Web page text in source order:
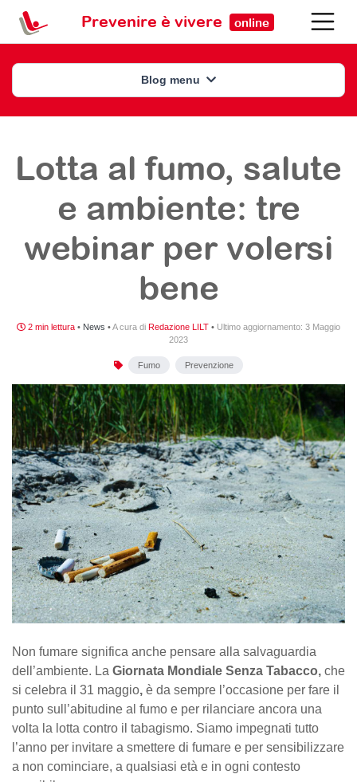
Prevenire è vivere online
Blog menu
Lotta al fumo, salute
e ambiente: tre
webinar per volersi
bene
2 min lettura • News •A cura di Redazione LILT • Ultimo aggiornamento: 3 Maggio
2023
Fumo Prevenzione
Non fumare significa anche pensare alla salvaguardia
dell’ambiente. La Giornata Mondiale Senza Tabacco, che
si celebra il 31 maggio, è da sempre l’occasione per fare il
punto sull’abitudine al fumo e per rilanciare ancora una
volta la lotta contro il tabagismo. Siamo impegnati tutto
l’anno per invitare a smettere di fumare e per sensibilizzare
a non cominciare, a qualsiasi età e in ogni contesto